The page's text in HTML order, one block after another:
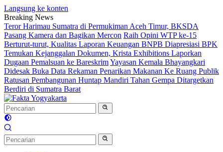
Langsung ke konten
Breaking News
Teror Harimau Sumatra di Permukiman Aceh Timur, BKSDA
Pasang Kamera dan Bagikan Mercon Raih Opini WTP ke-15
Berturut-turut, Kualitas Laporan Keuangan BNPB Diapresiasi BPK
Temukan Kejanggalan Dokumen, Krista Exhibitions Laporkan
Dugaan Pemalsuan ke BareskrimYayasan Kemala Bhayangkari
Didesak Buka Data Rekaman Penarikan Makanan Ke Ruang Publik
Ratusan Pembangunan Huntap Mandiri Tahan Gempa Ditargetkan
Berdiri di Sumatra Barat